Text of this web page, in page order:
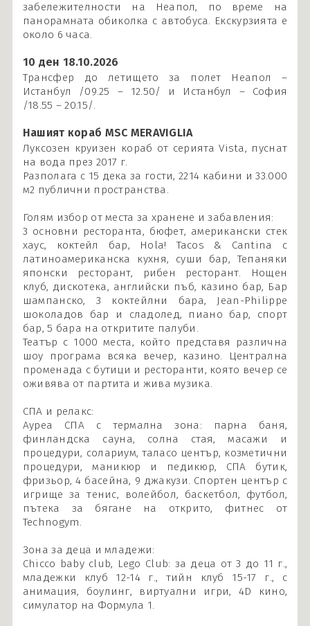
забележителности на Неапол, по време на
панорамната обиколка с автобуса. Екскурзията е
около 6 часа.
10 ден 18.10.2026
Трансфер до летището за полет Неапол –
Истанбул /09.25 – 12.50/ и Истанбул – София
/18.55 – 20.15/.
Нашият кораб MSC MERAVIGLIA
Луксозен круизен кораб от серията Vista, пуснат
на вода през 2017 г.
Разполага с 15 дека за гости, 2214 кабини и 33.000
м2 публични пространства.
Голям избор от места за хранене и забавления:
3 основни ресторанта, бюфет, американски стек
хаус, коктейл бар, Hola! Tacos & Cantina с
латиноамериканска кухня, суши бар, Тепаняки
японски ресторант, рибен ресторант. Нощен
клуб, дискотека, английски пъб, казино бар, Бар
шампанско, 3 коктейлни бара, Jean-Philippe
шоколадов бар и сладолед, пиано бар, спорт
бар, 5 бара на откритите палуби.
Театър с 1000 места, който представя различна
шоу програма всяка вечер, казино. Централна
променада с бутици и ресторанти, която вечер се
оживява от партита и жива музика.
СПА и релакс:
Ауреа СПА с термална зона: парна баня,
финландска сауна, солна стая, масажи и
процедури, солариум, таласо център, козметични
процедури, маникюр и педикюр, СПА бутик,
фризьор, 4 басейна, 9 джакузи. Спортен център с
игрище за тенис, волейбол, баскетбол, футбол,
пътека за бягане на открито, фитнес от
Technogym.
Зона за деца и младежи:
Chicco baby club, Lego Club: за деца от 3 до 11 г.,
младежки клуб 12-14 г., тийн клуб 15-17 г., с
анимация, боулинг, виртуални игри, 4D кино,
симулатор на Формула 1.